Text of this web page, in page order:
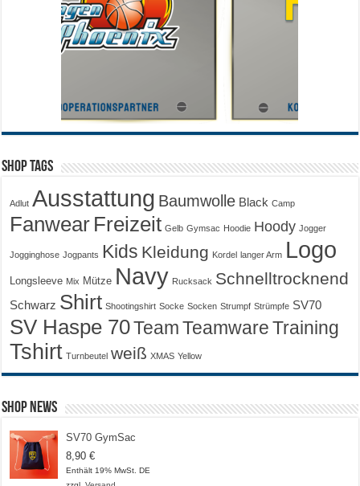
Shop Tags
Adlut Ausstattung Baumwolle Black Camp
Fanwear Freizeit Gelb Gymsac Hoodie Hoody Jogger
Jogginghose Jogpants Kids Kleidung Kordel langer Arm Logo
Longsleeve Mix Mütze Navy Rucksack Schnelltrocknend
Schwarz Shirt Shootingshirt Socke Socken Strumpf Strümpfe SV70
SV Haspe 70Team Teamware Training
Tshirt Turnbeutel weiß XMAS Yellow
Shop News
SV70 GymSac
8,90€
Enthält 19% MwSt. DE